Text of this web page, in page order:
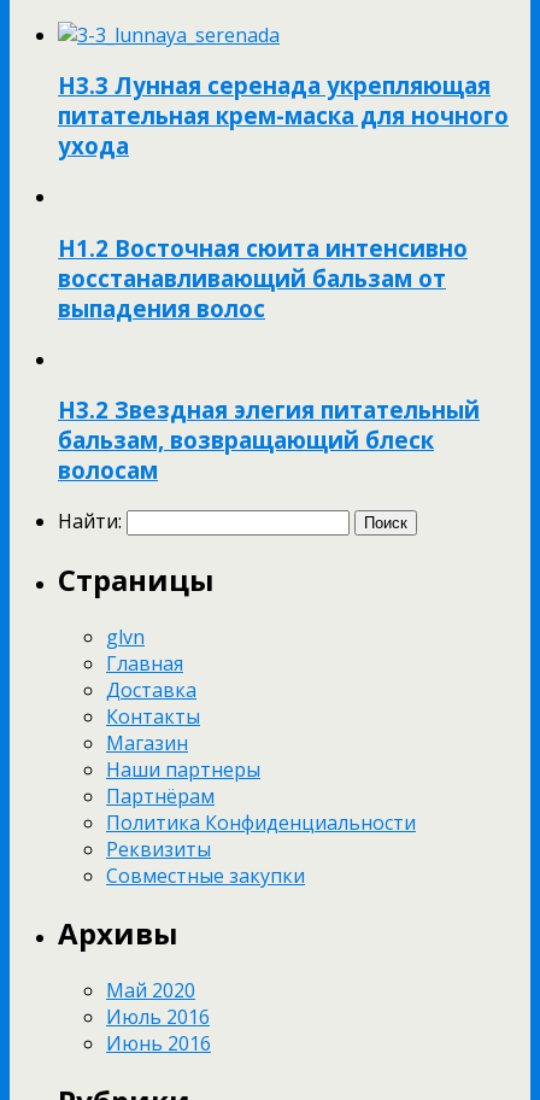
Н3.3 Лунная серенада укрепляющая
питательная крем-маска для ночного
ухода
Н1.2 Восточная сюита интенсивно
восстанавливающий бальзам от
выпадения волос
Н3.2 Звездная элегия питательный
бальзам, возвращающий блеск
волосам
Найти:
Страницы
glvn
Главная
Доставка
Контакты
Магазин
Наши партнеры
Партнёрам
Политика Конфиденциальности
Реквизиты
Совместные закупки
Архивы
Май 2020
Июль 2016
Июнь 2016